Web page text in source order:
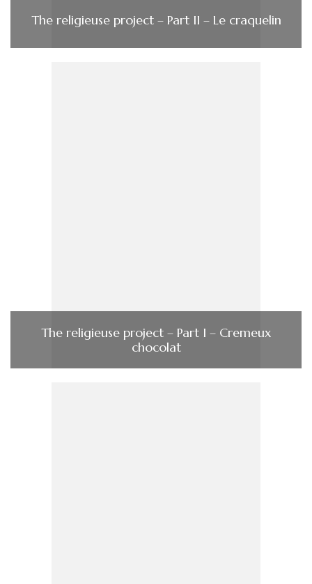
The religieuse project – Part II – Le craquelin
The religieuse project – Part I – Cremeux
chocolat